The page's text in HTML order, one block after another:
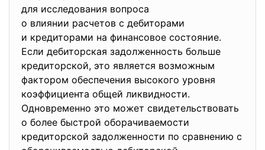
для исследования вопроса
о влиянии расчетов с дебиторами
и кредиторами на финансовое состояние.
Если дебиторская задолженность больше
кредиторской, это является возможным
фактором обеспечения высокого уровня
коэффициента общей ликвидности.
Одновременно это может свидетельствовать
о более быстрой оборачиваемости
кредиторской задолженности по сравнению с